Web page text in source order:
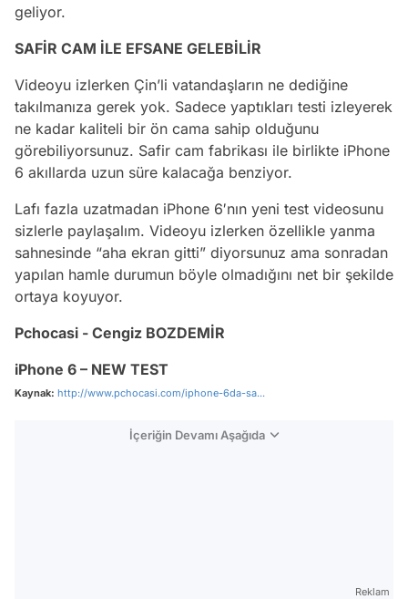
geliyor.
SAFİR CAM İLE EFSANE GELEBİLİR
Videoyu izlerken Çin’li vatandaşların ne dediğine
takılmanıza gerek yok. Sadece yaptıkları testi izleyerek
ne kadar kaliteli bir ön cama sahip olduğunu
görebiliyorsunuz. Safir cam fabrikası ile birlikte iPhone
6 akıllarda uzun süre kalacağa benziyor.
Lafı fazla uzatmadan iPhone 6′nın yeni test videosunu
sizlerle paylaşalım. Videoyu izlerken özellikle yanma
sahnesinde “aha ekran gitti” diyorsunuz ama sonradan
yapılan hamle durumun böyle olmadığını net bir şekilde
ortaya koyuyor.
Pchocasi - Cengiz BOZDEMİR
iPhone 6 – NEW TEST
Kaynak: http://www.pchocasi.com/iphone-6da-sa...
İçeriğin Devamı Aşağıda
Reklam